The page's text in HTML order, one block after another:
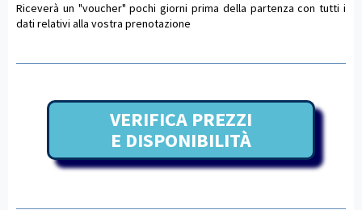
Riceverà un "voucher" pochi giorni prima della partenza con tutti i
dati relativi alla vostra prenotazione
VERIFICA PREZZI
E DISPONIBILITÀ